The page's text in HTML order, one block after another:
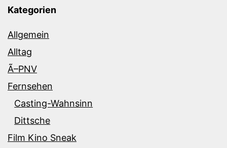
Kategorien
Allgemein
Alltag
Ã–PNV
Fernsehen
Casting-Wahnsinn
Dittsche
Film Kino Sneak